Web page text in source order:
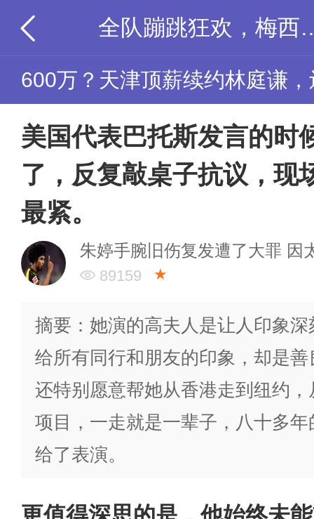
全队蹦跳狂欢，梅西静
600万？天津顶薪续约林庭谦
美国代表巴托斯发言的时
了，反复敲桌子抗议，现
最紧。
朱婷手腕旧伤复发遭了大罪 因
89159 ★
摘要：她演的高夫人是让人印象
给所有同行和朋友的印象，却是
还特别愿意帮她从香港走到纽约
项目，一走就是一辈子，八十多
给了表演。